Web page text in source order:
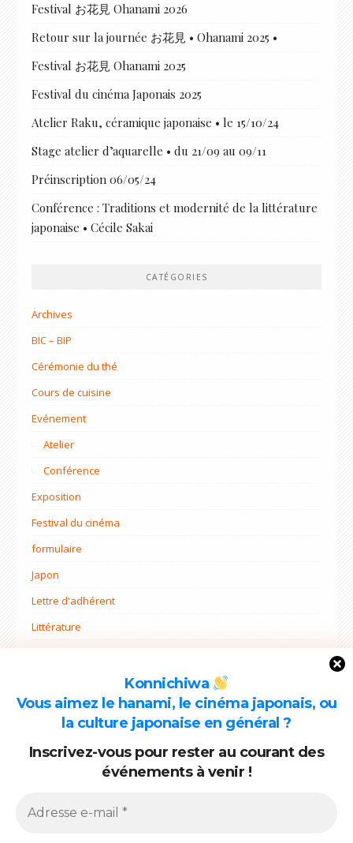
Konnichiwa
Vous aimez le hanami, le cinéma japonais, ou
la culture japonaise en général ?
Inscrivez-vous pour rester au courant des
événements à venir !
Festival お花見 Ohanami 2026
Retour sur la journée お花見 • Ohanami 2025 •
Festival お花見 Ohanami 2025
Festival du cinéma Japonais 2025
Atelier Raku, céramique japonaise • le 15/10/24
Stage atelier d’aquarelle • du 21/09 au 09/11
Préinscription 06/05/24
Conférence : Traditions et modernité de la littérature
japonaise • Cécile Sakai
CATÉGORIES
Archives
BIC – BIP
Cérémonie du thé
Cours de cuisine
Evénement
Atelier
Conférence
Exposition
Festival du cinéma
formulaire
Japon
Lettre d'adhérent
Littérature
Projets
Rentrée
ARCHIVES
Archives